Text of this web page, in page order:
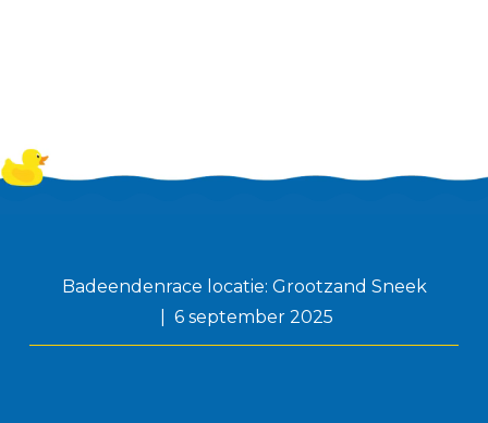
Badeendenrace locatie: Grootzand Sneek
6 september 2025